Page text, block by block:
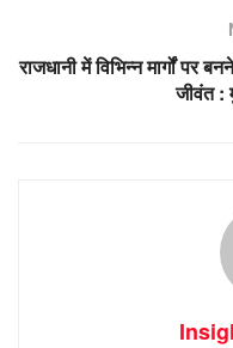
राजधानी में विभिन्न मार्गों पर
जीवंत :